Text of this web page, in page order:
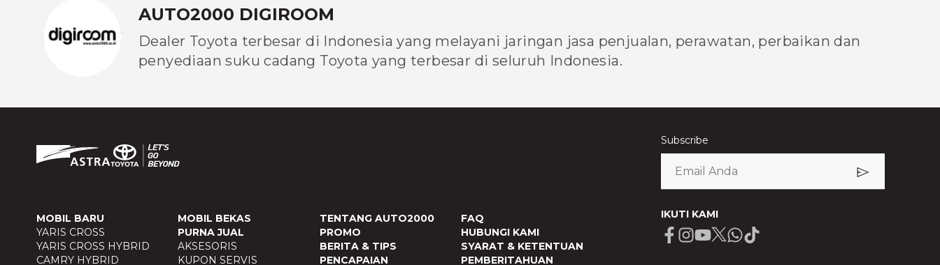
AUTO2000 DIGIROOM
Dealer Toyota terbesar di Indonesia yang melayani jaringan jasa penjualan, perawatan, perbaikan dan
penyediaan suku cadang Toyota yang terbesar di seluruh Indonesia.
MOBIL BARU
YARIS CROSS
YARIS CROSS HYBRID
CAMRY HYBRID
MOBIL BEKAS
PURNA JUAL
AKSESORIS
KUPON SERVIS
TENTANG AUTO2000
PROMO
BERITA & TIPS
PENCAPAIAN
FAQ
HUBUNGI KAMI
SYARAT & KETENTUAN
PEMBERITAHUAN
Subscribe
IKUTI KAMI
Facebook
Instagram
Youtube
X Whatsapp
Tiktok